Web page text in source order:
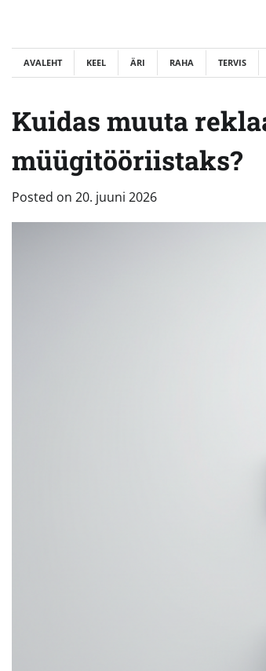
content
AVALEHT KEEL ÄRI RAHA TERVIS
Kuidas muuta
müügitööriistaks?
Posted on 20. juuni 2026